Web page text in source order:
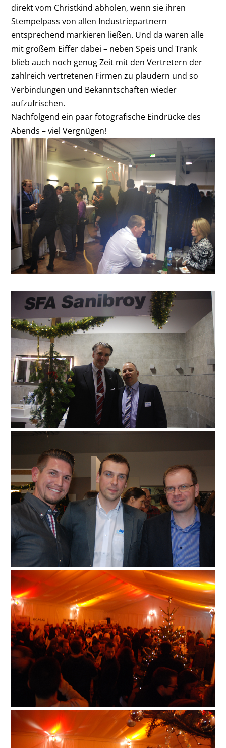
direkt vom Christkind abholen, wenn sie ihren
Stempelpass von allen Industriepartnern
entsprechend markieren ließen. Und da waren alle
mit großem Eiffer dabei – neben Speis und Trank
blieb auch noch genug Zeit mit den Vertretern der
zahlreich vertretenen Firmen zu plaudern und so
Verbindungen und Bekanntschaften wieder
aufzufrischen.
Nachfolgend ein paar fotografische Eindrücke des
Abends – viel Vergnügen!